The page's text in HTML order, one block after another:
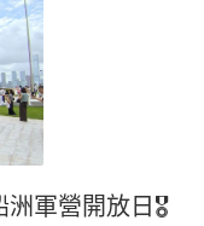
洲軍營開放日🎖